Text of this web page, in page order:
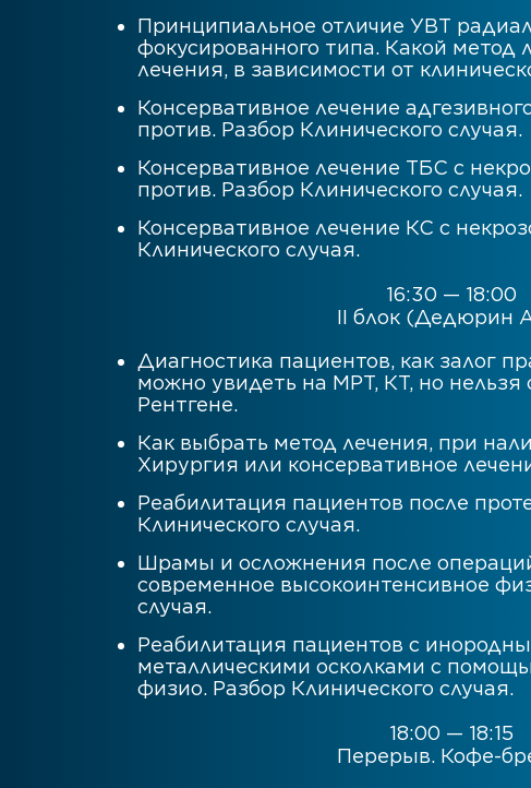
Принципиальное отличие УВТ
фокусированного типа. Какой метод
лечения, в зависимости от
Консервативное лечение
против. Разбор Клинического случая.
Консервативное лечение ТБС с
против. Разбор Клинического случая.
Консервативное лечение КС с
Клинического случая.
16:30 — 18:00
II блок (Дедюрин
Диагностика пациентов, как залог
можно увидеть на МРТ, КТ, но
Рентгене.
Как выбрать метод лечения, при
Хирургия или консервативное
Реабилитация пациентов после
Клинического случая.
Шрамы и осложнения после
современное высокоинтенсивное
случая.
Реабилитация пациентов с
металлическими осколками с
физио. Разбор Клинического случая.
18:00 — 18:15
Перерыв. Кофе-